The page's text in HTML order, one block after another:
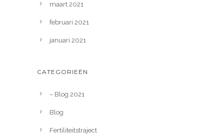
maart 2021
februari 2021
januari 2021
CATEGORIEËN
– Blog 2021
Blog
Fertiliteitstraject